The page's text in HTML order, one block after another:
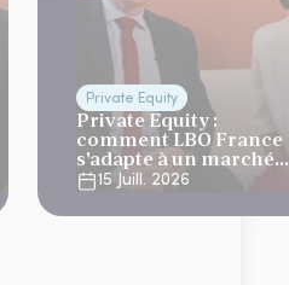
Private Equity
Private Equity :
comment LBO France
s'adapte à un marché
plus sélectif ?
15 Juill. 2026